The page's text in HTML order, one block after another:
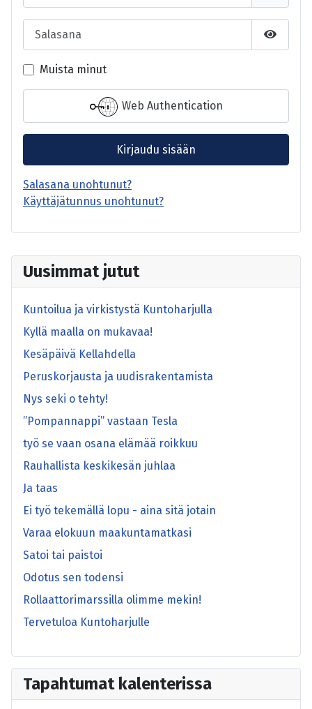
Uusimmat jutut
Kuntoilua ja virkistystä Kuntoharjulla
Kyllä maalla on mukavaa!
Kesäpäivä Kellahdella
Peruskorjausta ja uudisrakentamista
Nys seki o tehty!
”Pompannappi” vastaan Tesla
työ se vaan osana elämää roikkuu
Rauhallista keskikesän juhlaa
Ja taas
Ei työ tekemällä lopu - aina sitä jotain
Varaa elokuun maakuntamatkasi
Satoi tai paistoi
Odotus sen todensi
Rollaattorimarssilla olimme mekin!
Tervetuloa Kuntoharjulle
Tapahtumat kalenterissa
Salasana
Näytä
Muista minut
Web Authentication
Kirjaudu sisään
Salasana unohtunut?
Käyttäjätunnus unohtunut?